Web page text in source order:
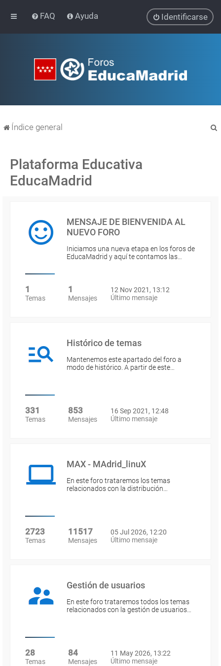
FAQ Ayuda Identificarse
Índice general
Plataforma Educativa
EducaMadrid
MENSAJE DE BIENVENIDA AL
NUEVO FORO
Iniciamos una nueva etapa en los foros de
EducaMadrid y aquí te contamos las…
1
Temas
1
Mensajes
12 Nov 2021, 13:12
Último mensaje
Histórico de temas
Mantenemos este apartado del foro a
modo de histórico. A partir de este…
331
Temas
853
Mensajes
16 Sep 2021, 12:48
Último mensaje
MAX - MAdrid_linuX
En este foro trataremos los temas
relacionados con la distribución…
2723
Temas
11517
Mensajes
05 Jul 2026, 12:20
Último mensaje
Gestión de usuarios
En este foro trataremos todos los temas
relacionados con la gestión de usuarios…
28
Temas
84
Mensajes
11 May 2026, 13:22
Último mensaje